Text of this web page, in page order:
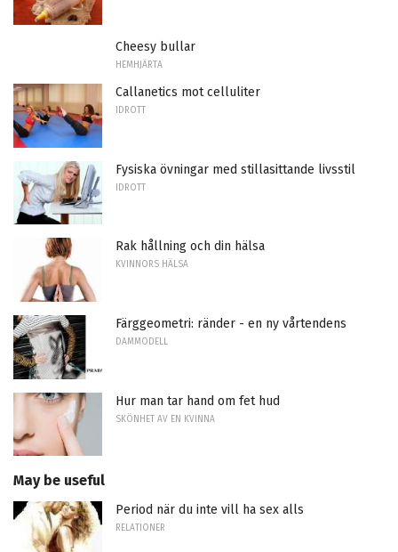
Cheesy bullar
HEMHJÄRTA
Callanetics mot celluliter
IDROTT
Fysiska övningar med stillasittande livsstil
IDROTT
Rak hållning och din hälsa
KVINNORS HÄLSA
Färggeometri: ränder - en ny vårtendens
DAMMODELL
Hur man tar hand om fet hud
SKÖNHET AV EN KVINNA
May be useful
Period när du inte vill ha sex alls
RELATIONER